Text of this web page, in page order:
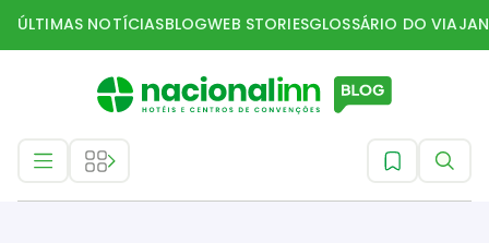
ÚLTIMAS NOTÍCIASBLOGWEB STORIESGLOSSÁRIO DO